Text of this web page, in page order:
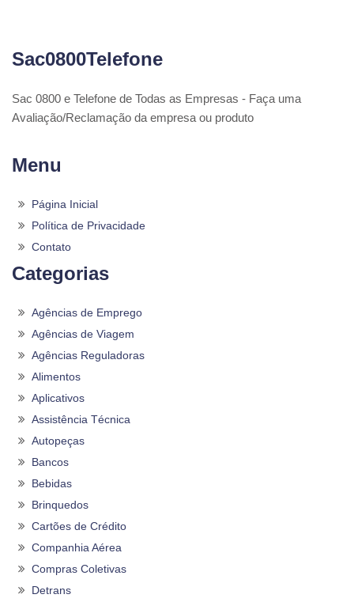
Sac0800Telefone
Sac 0800 e Telefone de Todas as Empresas - Faça uma
Avaliação/Reclamação da empresa ou produto
Menu
Página Inicial
Política de Privacidade
Contato
Categorias
Agências de Emprego
Agências de Viagem
Agências Reguladoras
Alimentos
Aplicativos
Assistência Técnica
Autopeças
Bancos
Bebidas
Brinquedos
Cartões de Crédito
Companhia Aérea
Compras Coletivas
Detrans